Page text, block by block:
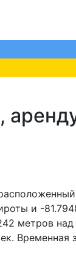
и -
метров
Временная